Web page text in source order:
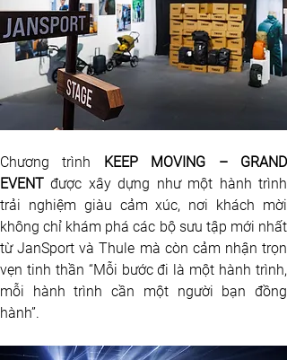
Chương trình
KEEP MOVING – GRAND
EVENT được xây dựng như một hành trình
trải nghiệm giàu cảm xúc, nơi khách mời
không chỉ khám phá các bộ sưu tập mới nhất
từ JanSport và Thule mà còn cảm nhận trọn
vẹn tinh thần “Mỗi bước đi là một hành trình,
mỗi hành trình cần một người bạn đồng
hành”.